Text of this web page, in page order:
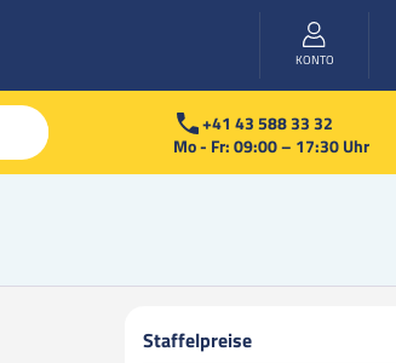
KONTO
+41 43 588 33 32
Mo - Fr: 09:00 – 17:30 Uhr
Staffelpreise